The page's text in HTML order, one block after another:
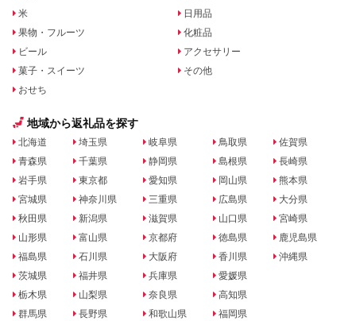
米
果物・フルーツ
ビール
菓子・スイーツ
おせち
日用品
化粧品
アクセサリー
その他
地域から返礼品を探す
北海道
青森県
岩手県
宮城県
秋田県
山形県
福島県
茨城県
栃木県
群馬県
埼玉県
千葉県
東京都
神奈川県
新潟県
富山県
石川県
福井県
山梨県
長野県
岐阜県
静岡県
愛知県
三重県
滋賀県
京都府
大阪府
兵庫県
奈良県
和歌山県
鳥取県
島根県
岡山県
広島県
山口県
徳島県
香川県
愛媛県
高知県
福岡県
佐賀県
長崎県
熊本県
大分県
宮崎県
鹿児島県
沖縄県